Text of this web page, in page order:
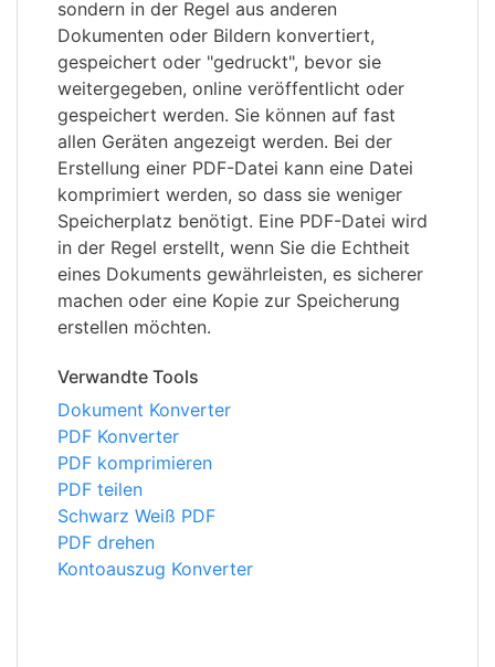
sondern in der Regel aus anderen
Dokumenten oder Bildern konvertiert,
gespeichert oder "gedruckt", bevor sie
weitergegeben, online veröffentlicht oder
gespeichert werden. Sie können auf fast
allen Geräten angezeigt werden. Bei der
Erstellung einer PDF-Datei kann eine Datei
komprimiert werden, so dass sie weniger
Speicherplatz benötigt. Eine PDF-Datei wird
in der Regel erstellt, wenn Sie die Echtheit
eines Dokuments gewährleisten, es sicherer
machen oder eine Kopie zur Speicherung
erstellen möchten.
Verwandte Tools
Dokument Konverter
PDF Konverter
PDF komprimieren
PDF teilen
Schwarz Weiß PDF
PDF drehen
Kontoauszug Konverter